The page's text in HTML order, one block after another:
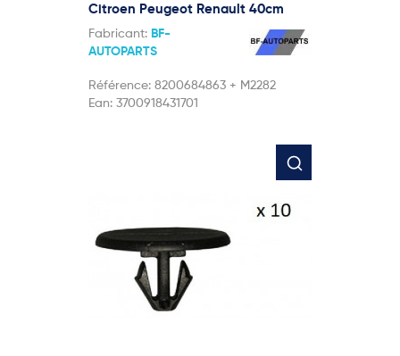
Citroen Peugeot Renault 40cm
Fabricant: BF-
AUTOPARTS
Référence: 8200684863 + M2282
Ean: 3700918431701